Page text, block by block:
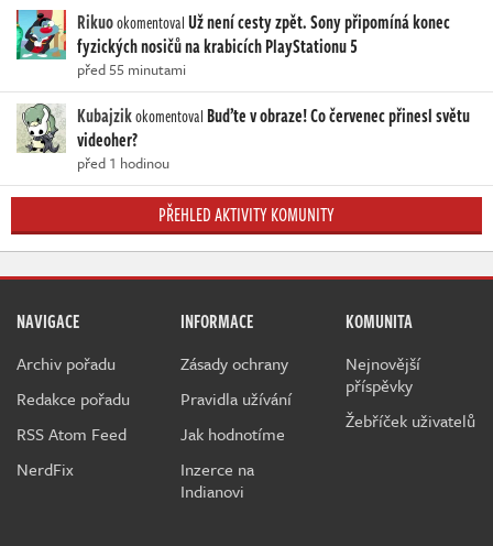
RikuookomentovalUž není cesty zpět. Sony připomíná konec
fyzických nosičů na krabicích PlayStationu 5
před 55 minutami
Kubajzikokomentoval Buďte v obraze! Co červenec přinesl světu
videoher?
před 1 hodinou
PŘEHLED AKTIVITY KOMUNITY
NAVIGACE
Archiv pořadu
Redakce pořadu
RSS Atom Feed
NerdFix
INFORMACE
Zásady ochrany
Pravidla užívání
Jak hodnotíme
Inzerce na
Indianovi
KOMUNITA
Nejnovější
příspěvky
Žebříček uživatelů